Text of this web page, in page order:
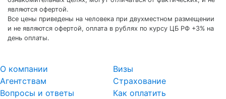
являются офертой.
Все цены приведены на человека при двухместном размещении
и не являются офертой, оплата в рублях по курсу ЦБ РФ +3% на
день оплаты.
О компании
Агентствам
Вопросы и ответы
Визы
Страхование
Как оплатить